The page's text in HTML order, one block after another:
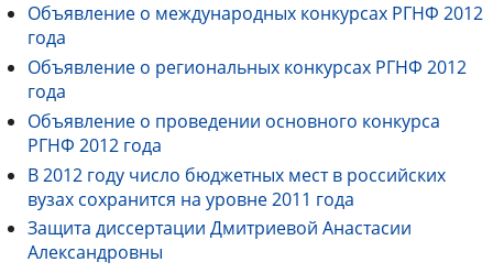
Объявление о международных конкурсах РГНФ 2012
года
Объявление о региональных конкурсах РГНФ 2012
года
Объявление о проведении основного конкурса
РГНФ 2012 года
В 2012 году число бюджетных мест в российских
вузах сохранится на уровне 2011 года
Защита диссертации Дмитриевой Анастасии
Александровны